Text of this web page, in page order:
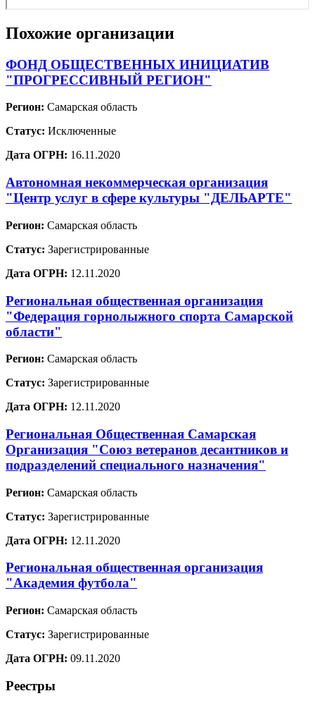
Похожие организации
ФОНД ОБЩЕСТВЕННЫХ ИНИЦИАТИВ
"ПРОГРЕССИВНЫЙ РЕГИОН"
Регион: Самарская область
Статус: Исключенные
Дата ОГРН: 16.11.2020
Автономная некоммерческая организация
"Центр услуг в сфере культуры "ДЕЛЬАРТЕ"
Регион: Самарская область
Статус: Зарегистрированные
Дата ОГРН: 12.11.2020
Региональная общественная организация
"Федерация горнолыжного спорта Самарской
области"
Регион: Самарская область
Статус: Зарегистрированные
Дата ОГРН: 12.11.2020
Региональная Общественная Самарская
Организация "Союз ветеранов десантников и
подразделений специального назначения"
Регион: Самарская область
Статус: Зарегистрированные
Дата ОГРН: 12.11.2020
Региональная общественная организация
"Академия футбола"
Регион: Самарская область
Статус: Зарегистрированные
Дата ОГРН: 09.11.2020
Реестры